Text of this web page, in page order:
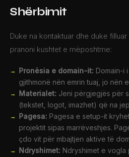
Shërbimit
Duke na kontaktuar dhe duke
pranoni kushtet e mëposhtme:
Pronësia e domain-it: Domain-i
gjithmonë nën emrin tuaj, jo nën
Materialet: Jeni përgjegjës për
(tekstet, logot, imazhet) që na
Pagesa: Pagesa e setup-it
projektit sipas marrëveshjes.
çdo vit për mbajtjen aktive të
Ndryshimet: Ndryshimet e vogla